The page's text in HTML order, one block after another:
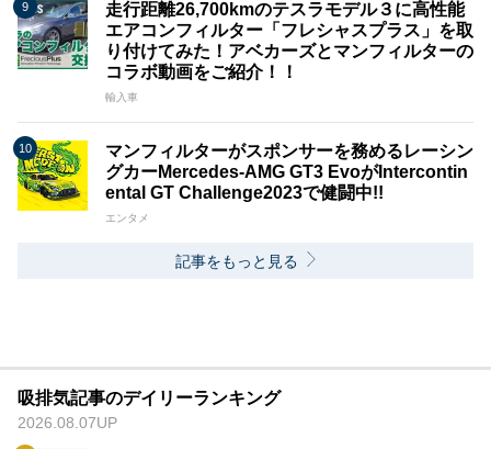
走行距離26,700kmのテスラモデル３に高性能
エアコンフィルター「フレシャスプラス」を取
り付けてみた！アベカーズとマンフィルターの
コラボ動画をご紹介！！
輸入車
マンフィルターがスポンサーを務めるレーシン
グカーMercedes-AMG GT3 EvoがIntercontin
ental GT Challenge2023で健闘中!!
エンタメ
記事をもっと見る
吸排気記事のデイリーランキング
2026.08.07UP